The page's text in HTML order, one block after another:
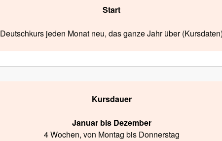
Start
Deutschkurs jeden Monat neu, das ganze Jahr über
Kursdauer
Januar bis Dezember
4 Wochen, von Montag bis Donnerstag